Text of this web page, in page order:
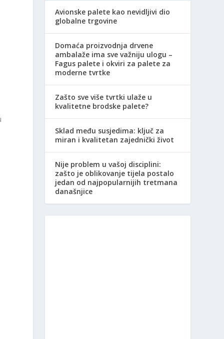
Avionske palete kao nevidljivi dio
globalne trgovine
Domaća proizvodnja drvene
ambalaže ima sve važniju ulogu –
Fagus palete i okviri za palete za
moderne tvrtke
Zašto sve više tvrtki ulaže u
kvalitetne brodske palete?
Sklad među susjedima: ključ za
miran i kvalitetan zajednički život
Nije problem u vašoj disciplini:
zašto je oblikovanje tijela postalo
jedan od najpopularnijih tretmana
današnjice